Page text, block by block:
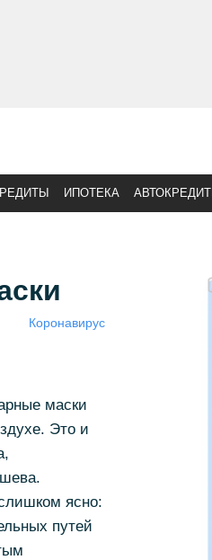
ИПОТЕКА
Коронавирус
маски
Это и
ясно:
путей